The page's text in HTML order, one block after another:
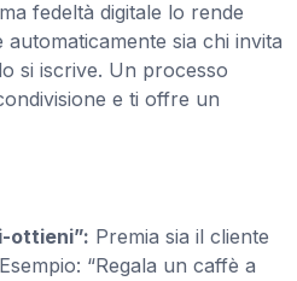
fedeltà digitale lo rende
sia chi invita
si iscrive. Un processo
e ti offre un
ottieni”: Premia sia il cliente
“Regala un caffè a